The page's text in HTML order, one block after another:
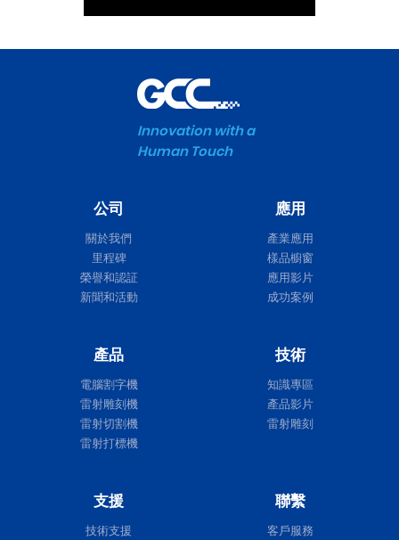
Innovation with a
Human Touch
公司
關於我們
里程碑
榮譽和認証
新聞和活動
應用
產業應用
樣品櫥窗
應用影片
成功案例
產品
電腦割字機
雷射雕刻機
雷射切割機
雷射打標機
技術
知識專區
產品影片
雷射雕刻
支援
技術支援
聯繫
客戶服務